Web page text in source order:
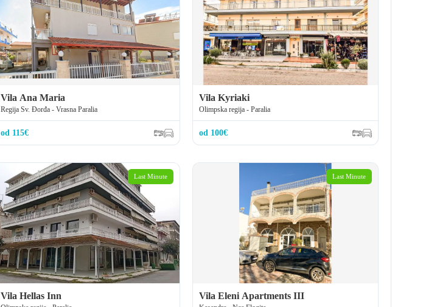
Vila Ana Maria
Regija Sv. Đorđa - Vrasna Paralia
od 115€
Vila Kyriaki
Olimpska regija - Paralia
od 100€
Last Minute
Vila Hellas Inn
Last Minute
Vila Eleni Apartments III